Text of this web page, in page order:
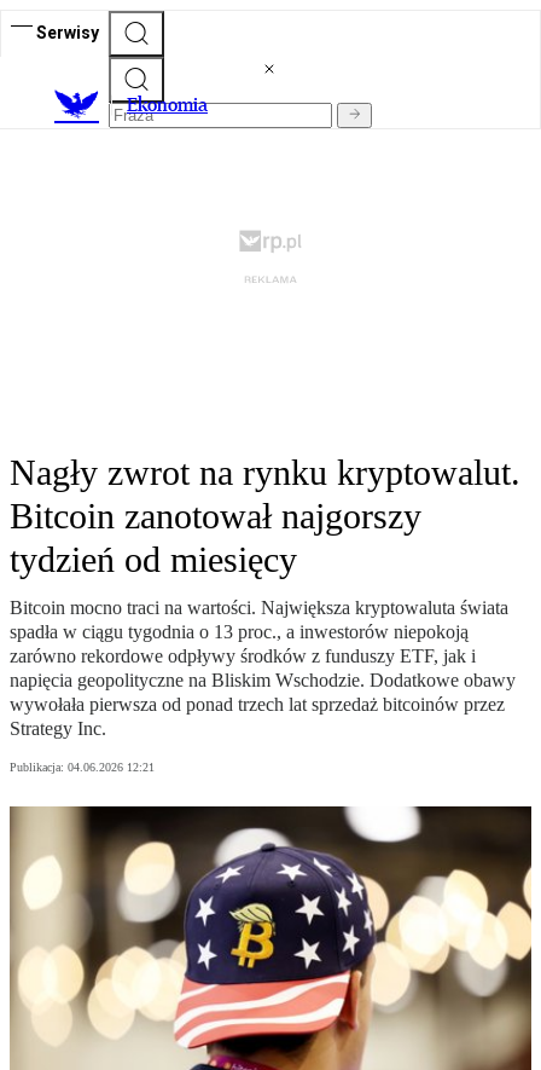
Serwisy
Ekonomia
Nagły zwrot na rynku kryptowalut.
Bitcoin zanotował najgorszy
tydzień od miesięcy
Bitcoin mocno traci na wartości. Największa kryptowaluta świata
spadła w ciągu tygodnia o 13 proc., a inwestorów niepokoją
zarówno rekordowe odpływy środków z funduszy ETF, jak i
napięcia geopolityczne na Bliskim Wschodzie. Dodatkowe obawy
wywołała pierwsza od ponad trzech lat sprzedaż bitcoinów przez
Strategy Inc.
Publikacja: 04.06.2026 12:21